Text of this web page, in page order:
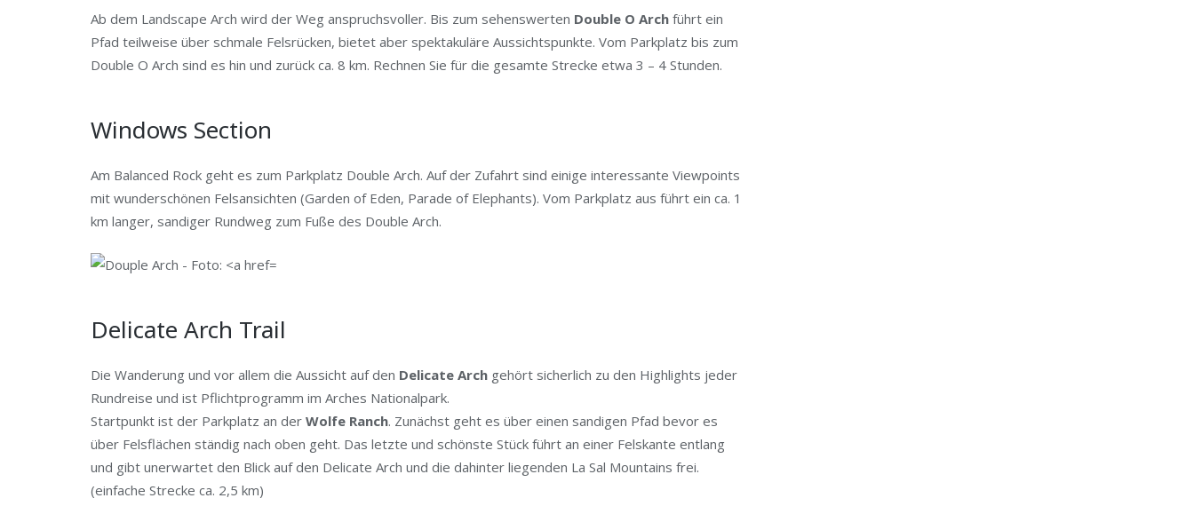
Ab dem Landscape Arch wird der Weg anspruchsvoller. Bis zum sehenswerten Double O Arch führt ein
Pfad teilweise über schmale Felsrücken, bietet aber spektakuläre Aussichtspunkte. Vom Parkplatz bis zum
Double O Arch sind es hin und zurück ca. 8 km. Rechnen Sie für die gesamte Strecke etwa 3 – 4 Stunden.
Windows Section
Am Balanced Rock geht es zum Parkplatz Double Arch. Auf der Zufahrt sind einige interessante Viewpoints
mit wunderschönen Felsansichten (Garden of Eden, Parade of Elephants). Vom Parkplatz aus führt ein ca. 1
km langer, sandiger Rundweg zum Fuße des Double Arch.
Delicate Arch Trail
Die Wanderung und vor allem die Aussicht auf den Delicate Arch gehört sicherlich zu den Highlights jeder
Rundreise und ist Pflichtprogramm im Arches Nationalpark.
Startpunkt ist der Parkplatz an der Wolfe Ranch. Zunächst geht es über einen sandigen Pfad bevor es
über Felsflächen ständig nach oben geht. Das letzte und schönste Stück führt an einer Felskante entlang
und gibt unerwartet den Blick auf den Delicate Arch und die dahinter liegenden La Sal Mountains frei.
(einfache Strecke ca. 2,5 km)